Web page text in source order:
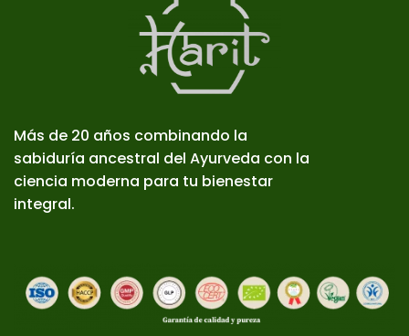
Más de 20 años combinando la
sabiduría ancestral del Ayurveda con la
ciencia moderna para tu bienestar
integral.